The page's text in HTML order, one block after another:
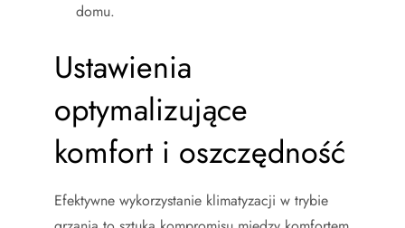
domu.
Ustawienia
optymalizujące
komfort i oszczędność
Efektywne wykorzystanie klimatyzacji w trybie